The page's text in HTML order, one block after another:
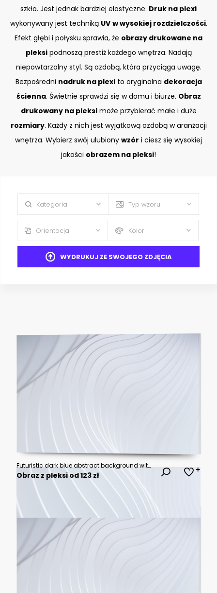
szkło. Jest jednak bardziej elastyczne. Druk na plexi
wykonywany jest techniką UV w wysokiej rozdzielczości.
Efekt głębi i połysku sprawia, że obrazy drukowane na
pleksipodnoszą prestiż każdego wnętrza. Nadają
niepowtarzalny styl. Są ozdobą, która przyciąga uwagę.
Bezpośredni nadruk na plexito oryginalna dekoracja
ścienna. Świetnie sprawdzi się w domu i biurze. Obraz
drukowany na pleksimoże przybierać małe i duże
rozmiary. Każdy z nich jest wyjątkową ozdobą w aranżacji
wnętrza. Wybierz swój ulubiony wzór i ciesz się wysokiej
jakości obrazem na pleksi!
Kategoria Typ wzoru
Orientacja Kolor
WYDRUKUJ ZE SWOJEGO ZDJĘCIA
Futuristic dark blue abstract background with soft glowing wave gradients..vector illustration.
Obraz z pleksi od 123 zł